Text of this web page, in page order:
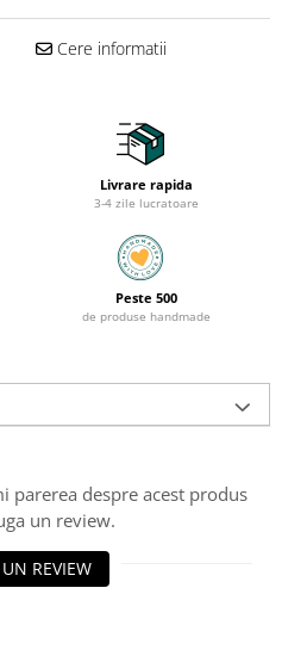
Cere informatii
Livrare rapida
3-4 zile lucratoare
Peste 500
de produse handmade
parerea despre acest produs
un review.
REVIEW